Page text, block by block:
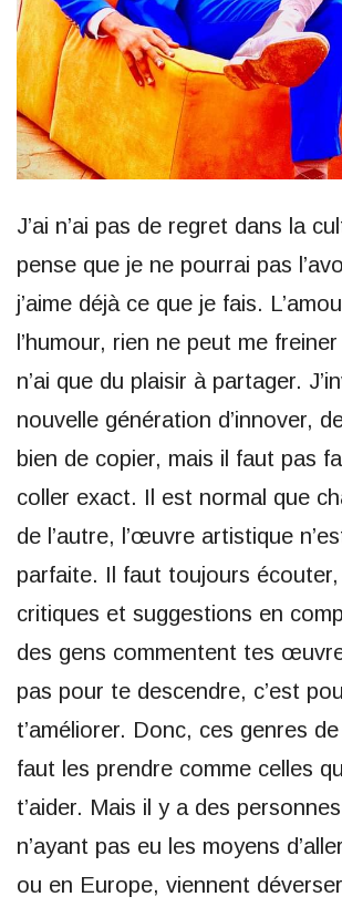
J’ai n’ai pas de regret dans la
pense que je ne pourrai pas
j’aime déjà ce que je fais.
l’humour, rien ne peut me
n’ai que du plaisir à partager.
nouvelle génération d’innover,
bien de copier, mais il faut pas
coller exact. Il est normal que
de l’autre, l’œuvre artistique
parfaite. Il faut toujours
critiques et suggestions en
des gens commentent tes
pas pour te descendre, c’est
t’améliorer. Donc, ces genres
faut les prendre comme celles
t’aider. Mais il y a des
n’ayant pas eu les moyens
ou en Europe, viennent